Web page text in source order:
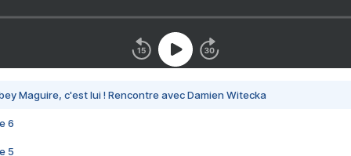
Maguire, c'est lui ! Rencontre avec Damien Witecka
6
5